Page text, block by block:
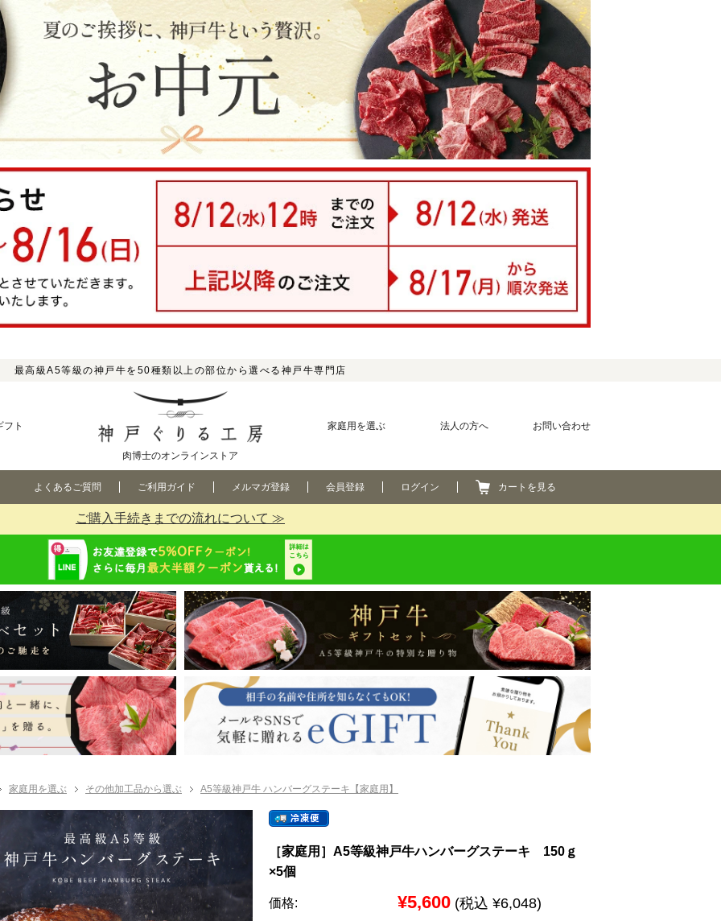
最高級A5等級の神戸牛を50種類以上の部位から選べる神戸牛専門店
フト
肉博士のオンラインストア
家庭用を選ぶ 法人の方へ お問い合わせ
よくあるご質問 ご利用ガイド メルマガ登録 会員登録 ログイン カートを見る
ご購入手続きまでの流れについて ≫
家庭用を選ぶ その他加工品から選ぶ A5等級神戸牛 ハンバーグステーキ【家庭用】
［家庭用］A5等級神戸牛ハンバーグステーキ 150ｇ
×5個
価格: ¥5,600 (税込 ¥6,048)